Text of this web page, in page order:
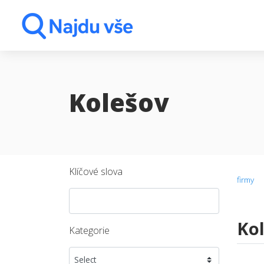
Kolešov
Klíčové slova
Kategorie
firmy